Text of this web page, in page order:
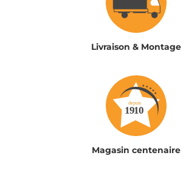
Livraison & Montage
Magasin centenaire